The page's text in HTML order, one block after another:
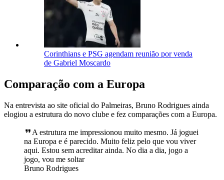
Corinthians e PSG agendam reunião por venda
de Gabriel Moscardo
Comparação com a Europa
Na entrevista ao site oficial do Palmeiras, Bruno Rodrigues ainda
elogiou a estrutura do novo clube e fez comparações com a Europa.
A estrutura me impressionou muito mesmo. Já joguei
na Europa e é parecido. Muito feliz pelo que vou viver
aqui. Estou sem acreditar ainda. No dia a dia, jogo a
jogo, vou me soltar
Bruno Rodrigues